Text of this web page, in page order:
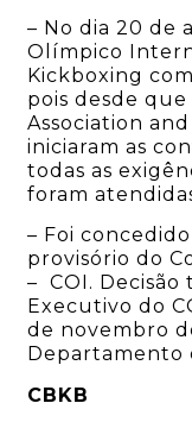
– No dia 20 de
Olímpico
Kickboxing
pois desde que
Association
iniciaram as
todas as
foram
– Foi
provisório do
– COI. Decisão
Executivo do
de novembro
Departamento
CBKB